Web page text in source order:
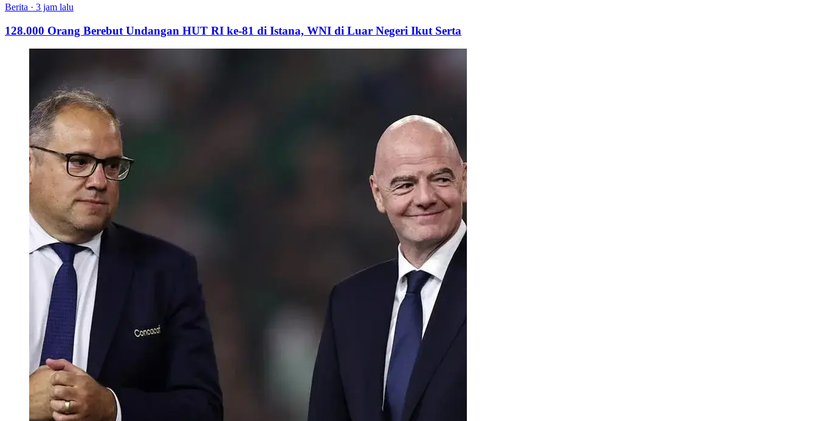
Berita · 3 jam lalu
128.000 Orang Berebut Undangan HUT RI ke-81 di Istana, WNI di Luar Negeri Ikut Serta